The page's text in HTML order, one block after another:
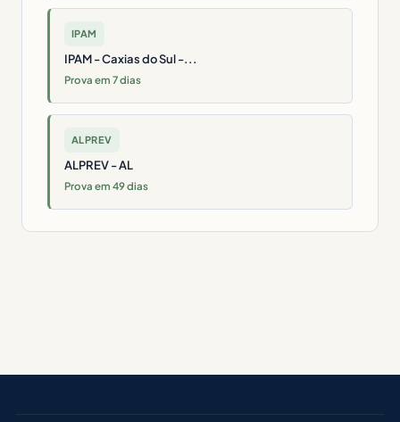
IPAM
IPAM - Caxias do Sul -...
Prova em 7 dias
ALPREV
ALPREV - AL
Prova em 49 dias